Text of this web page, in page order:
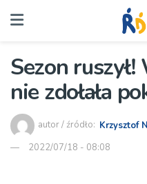
Sezon
nie zdołała
autor / źródło: Krzysztof
2022/07/18 - 08:08